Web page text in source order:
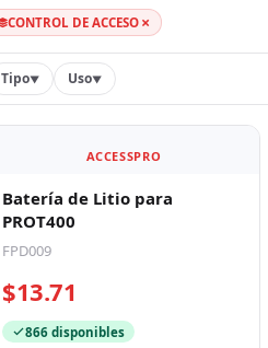
CONTROL DE ACCESO ×
Tipo▼ Uso▼
ACCESSPRO
Batería de Litio para
PROT400
FPD009
$13.71
866 disponibles